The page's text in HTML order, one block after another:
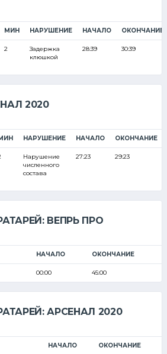
МИН НАРУШЕНИЕ НАЧАЛО ОКОНЧАНИЕ
2
Задержка
клюшкой
28:39 30:39
2020
НАРУШЕНИЕ НАЧАЛО ОКОНЧАНИЕ
Нарушение
численного
состава
27:23 29:23
ВЕПРЬ ПРО
НАЧАЛО ОКОНЧАНИЕ
00:00 45:00
АРСЕНАЛ 2020
НАЧАЛО ОКОНЧАНИЕ